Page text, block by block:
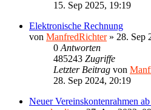
15. Sep 2025, 19:19
Elektronische Rechnung
von ManfredRichter» 28. Sep
0 Antworten
485243 Zugriffe
Letzter Beitrag von
28. Sep 2024, 20:19
Neuer Vereinskontenrahmen